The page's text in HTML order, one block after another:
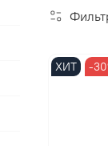
ХИТ -